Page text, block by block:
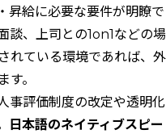
昇給に必要な要件が明瞭で
談、上司との1on1などの場
れている環境であれば、外
。
事評価制度の改定や透明化
日本語のネイティブスピー